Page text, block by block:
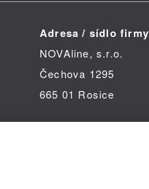
Adresa / sídlo firmy
NOVAline, s.r.o.
Čechova 1295
665 01 Rosice